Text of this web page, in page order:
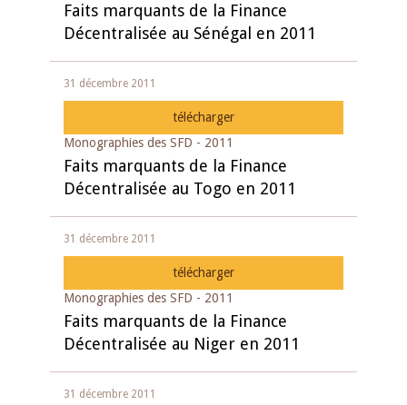
Faits marquants de la Finance
Décentralisée au Sénégal en 2011
31 décembre 2011
télécharger
Monographies des SFD - 2011
Faits marquants de la Finance
Décentralisée au Togo en 2011
31 décembre 2011
télécharger
Monographies des SFD - 2011
Faits marquants de la Finance
Décentralisée au Niger en 2011
31 décembre 2011